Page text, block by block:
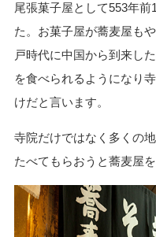
尾張菓子屋として553年
た。お菓子屋が蕎麦屋も
戸時代に中国から到来し
を食べられるようになり
けだと言います。
寺院だけではなく多くの
たべてもらおうと蕎麦屋を